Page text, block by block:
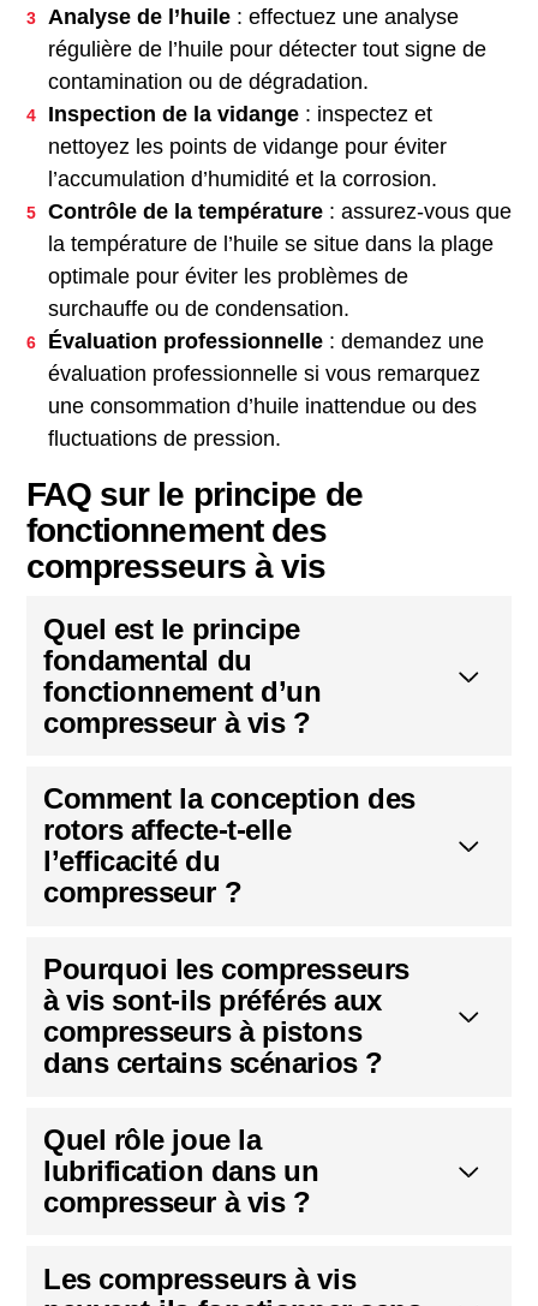
Analyse de l’huile: effectuez une analyse
régulière de l’huile pour détecter tout signe de
contamination ou de dégradation.
Inspection de la vidange: inspectez et
nettoyez les points de vidange pour éviter
l’accumulation d’humidité et la corrosion.
Contrôle de la température: assurez-vous que
la température de l’huile se situe dans la plage
optimale pour éviter les problèmes de
surchauffe ou de condensation.
Évaluation professionnelle: demandez une
évaluation professionnelle si vous remarquez
une consommation d’huile inattendue ou des
fluctuations de pression.
FAQ sur le principe de
fonctionnement des
compresseurs à vis
Quel est le principe
fondamental du
fonctionnement d’un
compresseur à vis ?
Comment la conception des
rotors affecte-t-elle
l’efficacité du
compresseur ?
Pourquoi les compresseurs
à vis sont-ils préférés aux
compresseurs à pistons
dans certains scénarios ?
Quel rôle joue la
lubrification dans un
compresseur à vis ?
Les compresseurs à vis